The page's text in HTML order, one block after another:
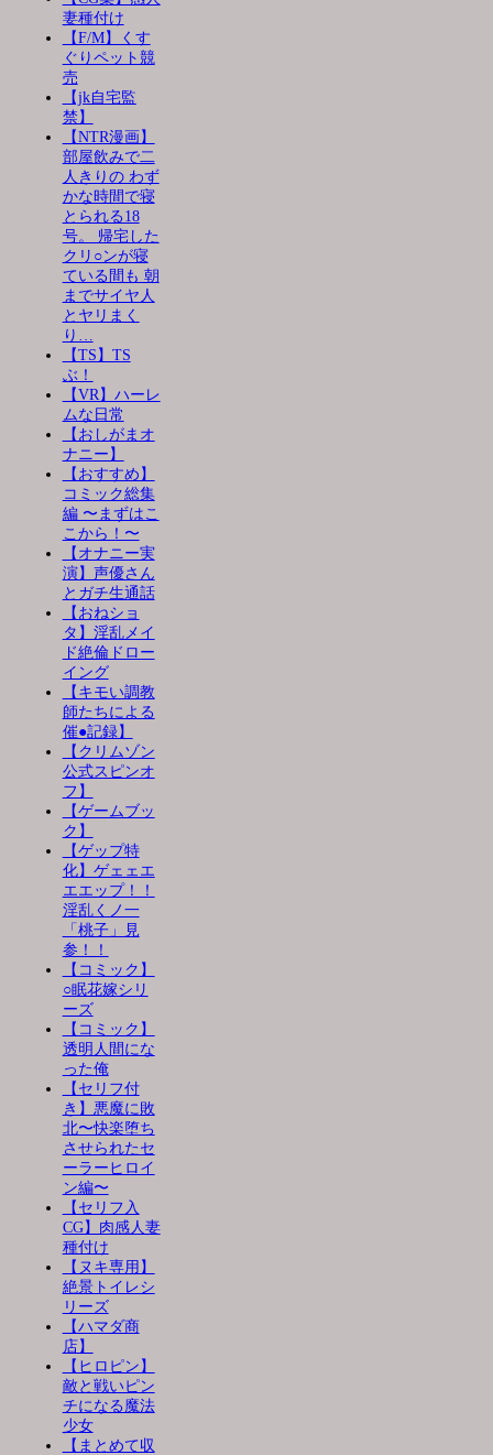
妻種付け
【F/M】くす
ぐりペット競
売
【jk自宅監
禁】
【NTR漫画】
部屋飲みで二
人きりの わず
かな時間で寝
とられる18
号。 帰宅した
クリ○ンが寝
ている間も 朝
までサイヤ人
とヤリまく
り…
【TS】TS
ぶ！
【VR】ハーレ
ムな日常
【おしがまオ
ナニー】
【おすすめ】
コミック総集
編 〜まずはこ
こから！〜
【オナニー実
演】声優さん
とガチ生通話
【おねショ
タ】淫乱メイ
ド絶倫ドロー
イング
【キモい調教
師たちによる
催●記録】
【クリムゾン
公式スピンオ
フ】
【ゲームブッ
ク】
【ゲップ特
化】ゲェェエ
エエップ！！
淫乱くノ一
「桃子」見
参！！
【コミック】
○眠花嫁シリ
ーズ
【コミック】
透明人間にな
った俺
【セリフ付
き】悪魔に敗
北〜快楽堕ち
させられたセ
ーラーヒロイ
ン編〜
【セリフ入
CG】肉感人妻
種付け
【ヌキ専用】
絶景トイレシ
リーズ
【ハマダ商
店】
【ヒロピン】
敵と戦いピン
チになる魔法
少女
【まとめて収